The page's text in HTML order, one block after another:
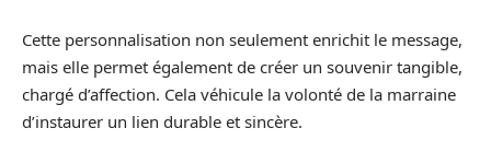
Cette personnalisation non seulement enrichit le message,
mais elle permet également de créer un souvenir tangible,
chargé d’affection. Cela véhicule la volonté de la marraine
d’instaurer un lien durable et sincère.